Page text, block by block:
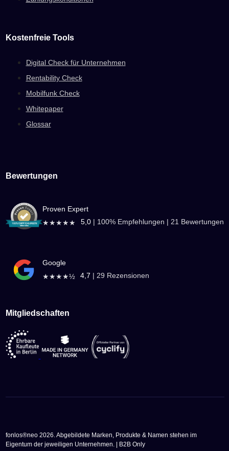
Kostenfreie Tools
Digital Check für Unternehmen
Rentability Check
Mobilfunk Check
Whitepaper
Glossar
Bewertungen
Proven Expert
★★★★★
5,0| 100% Empfehlungen | 21 Bewertungen
Google
★★★★½
4,7 | 29 Rezensionen
Mitgliedschaften
fonlos®neo 2026. Abgebildete Marken, Produkte & Namen stehen im
Eigentum der jeweiligen Unternehmen. | B2B Only